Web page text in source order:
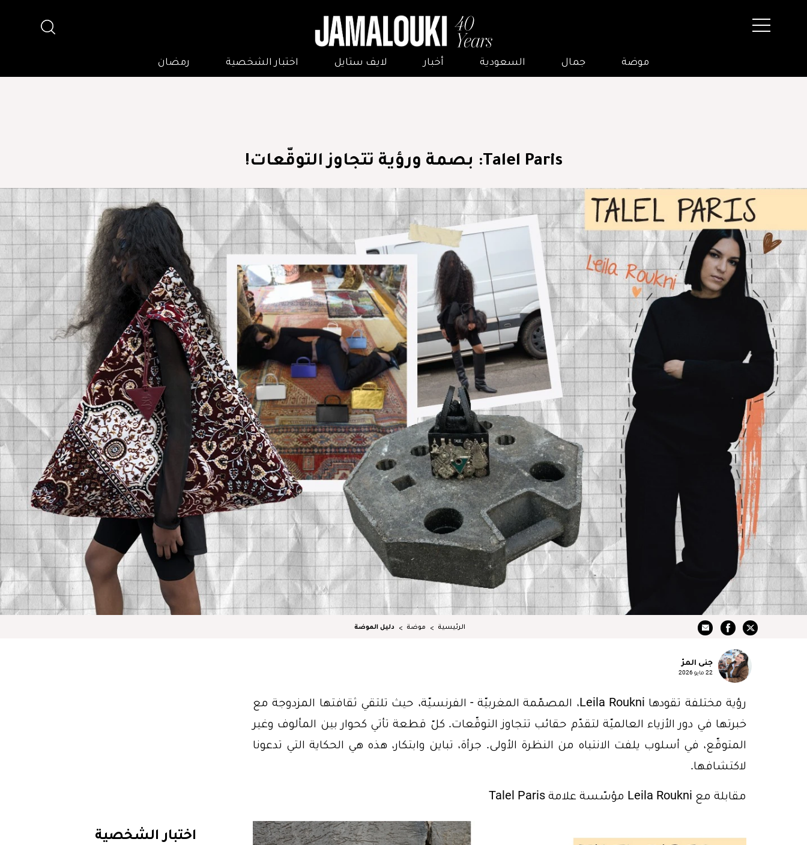
موضة جمال السعودية أخبار لايف ستايل اختبار الشخصية رمضان
Talel Paris: بصمة ورؤية تتجاوز التوقّعات!
الرئيسية موضة دليل الموضة
جنى المرّ
22 مايو 2026
رؤية مختلفة تقودها Leila Roukni، المصمّمة المغربيّة - الفرنسيّة، حيث تلتقي ثقافتها المزدوجة مع
خبرتها في دور الأزياء العالميّة لتقدّم حقائب تتجاوز التوقّعات. كلّ قطعة تأتي كحوار بين المألوف وغير
المتوقّع، في أسلوب يلفت الانتباه من النظرة الأولى. جرأة، تباين وابتكار، هذه هي الحكاية التي تدعونا
لاكتشافها.
مقابلة مع Leila Roukni مؤسّسة علامة Talel Paris
اختبار الشخصية